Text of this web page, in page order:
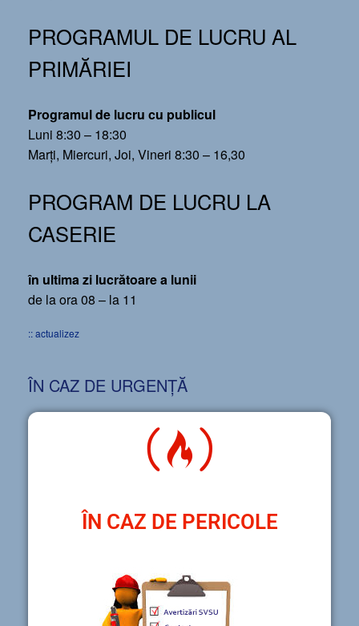
PROGRAMUL DE LUCRU AL
PRIMĂRIEI
Programul de lucru cu publicul
Luni 8:30 – 18:30
Marți, Miercuri, Joi, Vineri 8:30 – 16,30
PROGRAM DE LUCRU LA
CASERIE
în ultima zi lucrătoare a lunii
de la ora 08 – la 11
:: actualizez
ÎN CAZ DE URGENȚĂ
ÎN CAZ DE PERICOLE